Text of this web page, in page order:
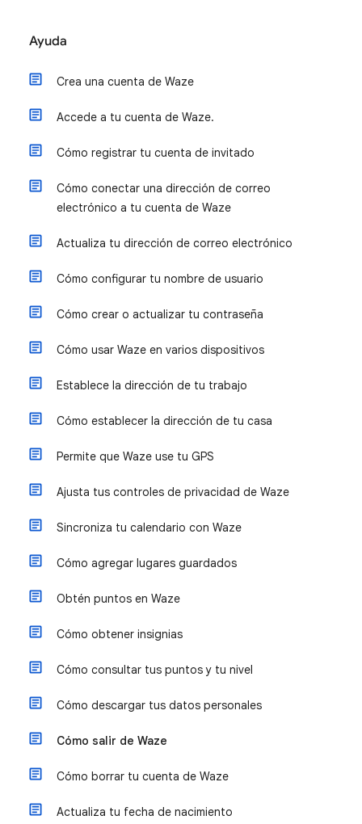
Ayuda
Crea una cuenta de Waze
Accede a tu cuenta de Waze.
Cómo registrar tu cuenta de invitado
Cómo conectar una dirección de correo
electrónico a tu cuenta de Waze
Actualiza tu dirección de correo electrónico
Cómo configurar tu nombre de usuario
Cómo crear o actualizar tu contraseña
Cómo usar Waze en varios dispositivos
Establece la dirección de tu trabajo
Cómo establecer la dirección de tu casa
Permite que Waze use tu GPS
Ajusta tus controles de privacidad de Waze
Sincroniza tu calendario con Waze
Cómo agregar lugares guardados
Obtén puntos en Waze
Cómo obtener insignias
Cómo consultar tus puntos y tu nivel
Cómo descargar tus datos personales
Cómo salir de Waze
Cómo borrar tu cuenta de Waze
Actualiza tu fecha de nacimiento